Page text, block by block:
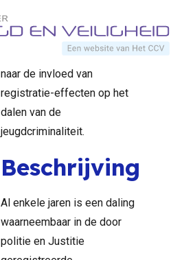
Terug naar de startpagina
Bervoets hebben onderzocht
welke hypotheses zich
lenen voor nader onderzoek
naar de invloed van
registratie-effecten op het
dalen van de
jeugdcriminaliteit.
Beschrijving
Al enkele jaren is een daling
waarneembaar in de door
politie en Justitie